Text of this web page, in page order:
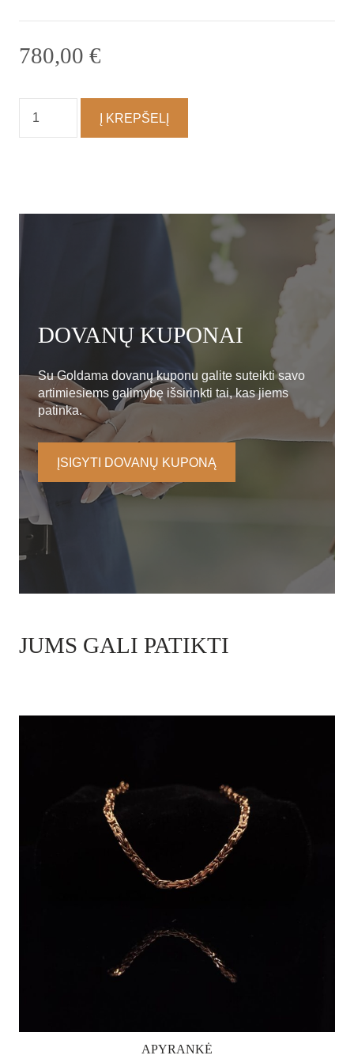
780,00 €
kiekis:
Auskarai
Į KREPŠELĮ
DOVANŲ KUPONAI
Su Goldama dovanų kuponu galite suteikti savo
artimiesiems galimybę išsirinkti tai, kas jiems
patinka.
ĮSIGYTI DOVANŲ KUPONĄ
JUMS GALI PATIKTI
APYRANKĖ